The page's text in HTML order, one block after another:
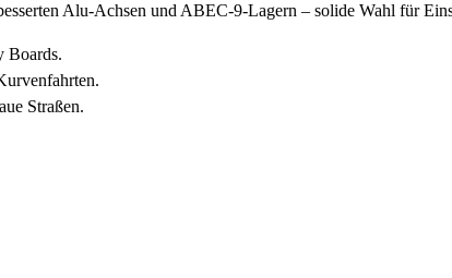
Alu-Achsen und ABEC-9-Lagern – solide Wahl für
Boards.
Straßen.